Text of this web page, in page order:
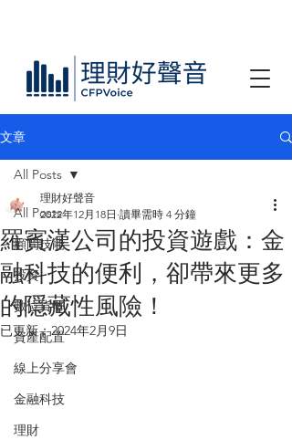
文章
All Posts
顧問技能
投資
數位貨幣
資產配置
線上分享會
金融科技
理財
All Posts
羅賓漢公司的投資遊戲：金
融科技的便利，卻帶來更多
的隱藏性風險！
理財好聲音
2022年12月18日 讀畢需時 4 分鐘
已更新：2024年2月9日